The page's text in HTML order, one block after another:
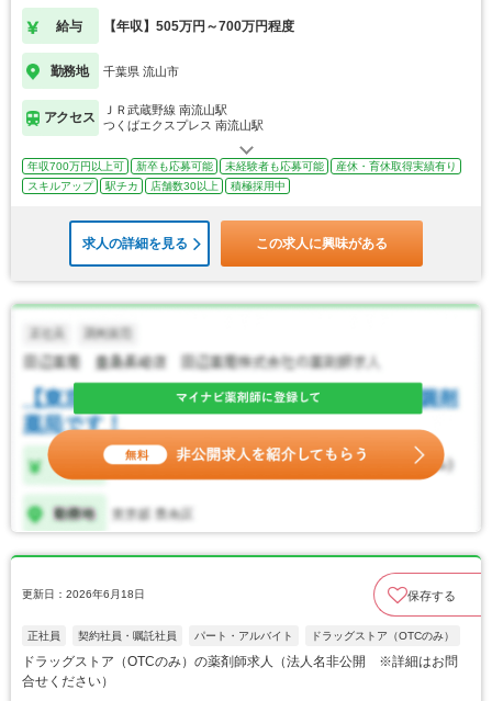
給与 【年収】505万円～700万円程度
勤務地 千葉県 流山市
アクセス
ＪＲ武蔵野線 南流山駅
つくばエクスプレス 南流山駅
年収700万円以上可 新卒も応募可能 未経験者も応募可能
産休・育休取得実績有り
スキルアップ
駅チカ 店舗数30以上 積極採用中
求人の詳細を見る この求人に興味がある
更新日：2026年6月18日 保存する
正社員 契約社員・嘱託社員 パート・アルバイト ドラッグストア（OTCのみ）
ドラッグストア（OTCのみ）の薬剤師求人（法人名非公開 ※詳細はお問
合せください）